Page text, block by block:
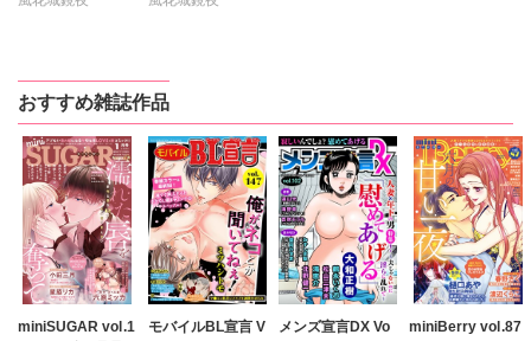
おすすめ雑誌作品
miniSUGAR vol.1
モバイルBL宣言 V
メンズ宣言DX Vo
miniBerry vol.87